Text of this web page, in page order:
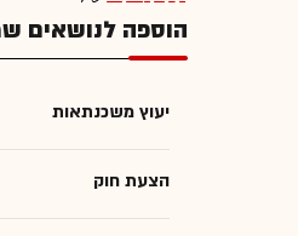
הוספה לנושאים
יעוץ משכנתאות
הצעת חוק